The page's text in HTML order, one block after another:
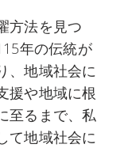
方法を見つ
年の伝統が
、地域社会に
援や地域に根
至るまで、私
て地域社会に